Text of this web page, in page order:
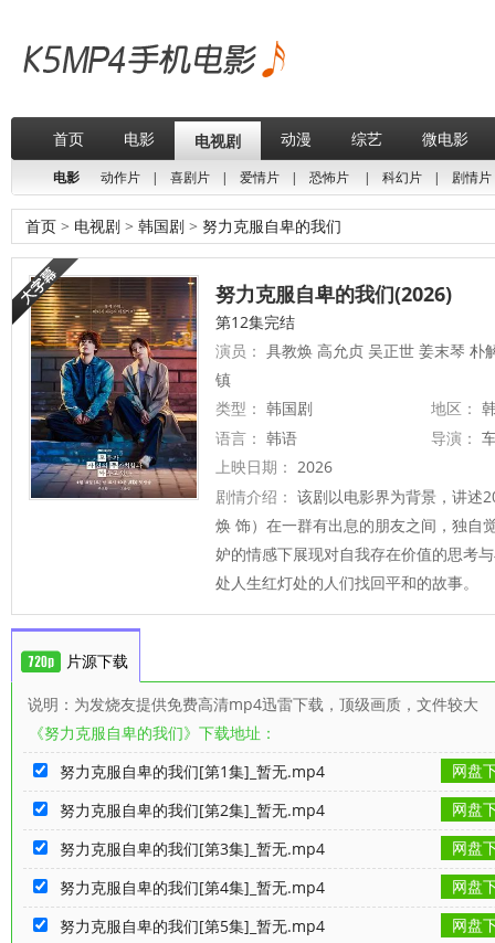
首页 电影 电视剧 动漫 综艺 微电影
电影 动作片 | 喜剧片 | 爱情片 | 恐怖片 | 科幻片 | 剧情片
首页 > 电视剧 > 韩国剧 > 努力克服自卑的我们
努力克服自卑的我们(2026)
第12集完结
演员： 具教焕 高允贞 吴正世 姜末琴 朴
镇
类型： 韩国剧 地区：
语言： 韩语 导演：
上映日期： 2026
剧情介绍： 该剧以电影界为背景，讲述
焕 饰）在一群有出息的朋友之间，独自
妒的情感下展现对自我存在价值的思考
处人生红灯处的人们找回平和的故事。
片源下载
说明：为发烧友提供免费高清mp4迅雷下载，顶级画质，文件较大
《努力克服自卑的我们》下载地址：
努力克服自卑的我们[第1集]_暂无.mp4
网盘
努力克服自卑的我们[第2集]_暂无.mp4
网盘
努力克服自卑的我们[第3集]_暂无.mp4
网盘
努力克服自卑的我们[第4集]_暂无.mp4
网盘
努力克服自卑的我们[第5集]_暂无.mp4
网盘